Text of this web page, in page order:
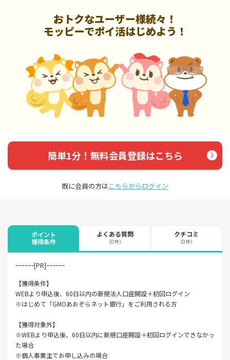
おトクなユーザー様続々！
モッピーでポイ活はじめよう！
簡単1分！無料会員登録はこちら
既に会員の方はこちらからログイン
ポイント
獲得条件
よくある質問
（0件）
クチコミ
（0件）
ｰｰｰｰｰｰ[PR]ｰｰｰｰｰｰ
【獲得条件】
WEBより申込後、60日以内の新規法人口座開設＋初回ログイン
※はじめて「GMOあおぞらネット銀行」をご利用される方
【獲得対象外】
※WEBより申込後、60日以内に新規口座開設＋初回ログインできなかっ
た場合
※個人事業主でお申し込みの場合